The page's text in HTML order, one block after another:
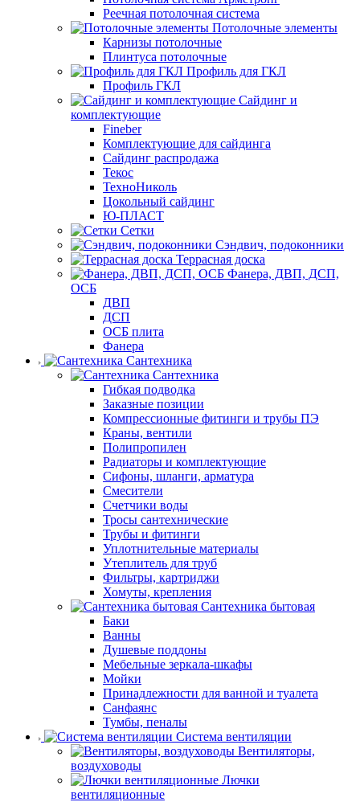
Реечная потолочная система
Потолочные элементы
Карнизы потолочные
Плинтуса потолочные
Профиль для ГКЛ
Профиль ГКЛ
Сайдинг и
комплектующие
Fineber
Комплектующие для сайдинга
Сайдинг распродажа
Текос
ТехноНиколь
Цокольный сайдинг
Ю-ПЛАСТ
Сетки
Сэндвич, подоконники
Террасная доска
Фанера, ДВП, ДСП,
ОСБ
ДВП
ДСП
ОСБ плита
Фанера
Сантехника
Сантехника
Гибкая подводка
Заказные позиции
Компрессионные фитинги и трубы ПЭ
Краны, вентили
Полипропилен
Радиаторы и комплектующие
Сифоны, шланги, арматура
Смесители
Счетчики воды
Тросы сантехнические
Трубы и фитинги
Уплотнительные материалы
Утеплитель для труб
Фильтры, картриджи
Хомуты, крепления
Сантехника бытовая
Баки
Ванны
Душевые поддоны
Мебельные зеркала-шкафы
Мойки
Принадлежности для ванной и туалета
Санфаянс
Тумбы, пеналы
Система вентиляции
Вентиляторы,
воздуховоды
Лючки
вентиляционные